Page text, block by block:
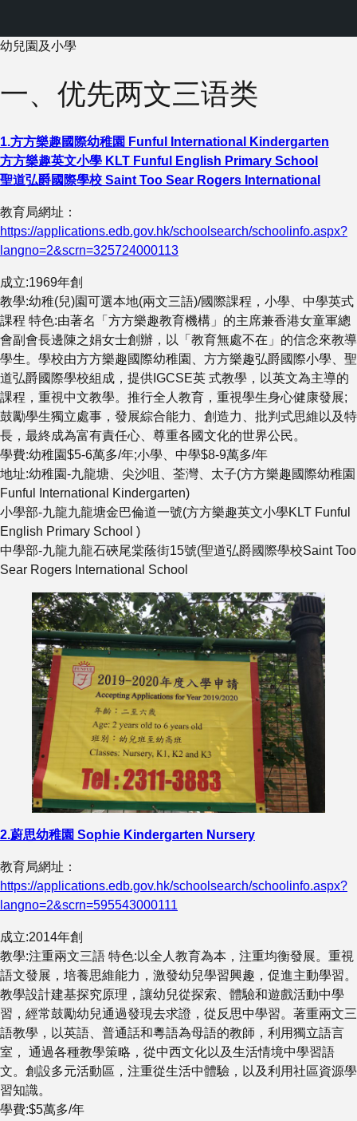
幼兒園及小學
一、优先两文三语类
1.方方樂趣國際幼稚園 Funful International Kindergarten
方方樂趣英文小學 KLT Funful English Primary School
聖道弘爵國際學校 Saint Too Sear Rogers International
教育局網址：
https://applications.edb.gov.hk/schoolsearch/schoolinfo.aspx?
langno=2&scrn=325724000113
成立:1969年創
教學:幼稚(兒)園可選本地(兩文三語)/國際課程，小學、中學英式
課程 特色:由著名「方方樂趣教育機構」的主席兼香港女童軍總
會副會長邊陳之娟女士創辦，以「教育無處不在」的信念來教導
學生。學校由方方樂趣國際幼稚園、方方樂趣弘爵國際小學、聖
道弘爵國際學校組成，提供IGCSE英 式教學，以英文為主導的
課程，重視中文教學。推行全人教育，重視學生身心健康發展;
鼓勵學生獨立處事，發展綜合能力、創造力、批判式思維以及特
長，最終成為富有責任心、尊重各國文化的世界公民。
學費:幼稚園$5-6萬多/年;小學、中學$8-9萬多/年
地址:幼稚園-九龍塘、尖沙咀、荃灣、太子(方方樂趣國際幼稚園
Funful International Kindergarten)
小學部-九龍九龍塘金巴倫道一號(方方樂趣英文小學KLT Funful
English Primary School )
中學部-九龍九龍石硤尾棠蔭街15號(聖道弘爵國際學校Saint Too
Sear Rogers International School
2.蔚思幼稚園 Sophie Kindergarten Nursery
教育局網址：
https://applications.edb.gov.hk/schoolsearch/schoolinfo.aspx?
langno=2&scrn=595543000111
成立:2014年創
教學:注重兩文三語 特色:以全人教育為本，注重均衡發展。重視
語文發展，培養思維能力，激發幼兒學習興趣，促進主動學習。
教學設計建基探究原理，讓幼兒從探索、體驗和遊戲活動中學
習，經常鼓勵幼兒通過發現去求證，從反思中學習。著重兩文三
語教學，以英語、普通話和粵語為母語的教師，利用獨立語言
室， 通過各種教學策略，從中西文化以及生活情境中學習語
文。創設多元活動區，注重從生活中體驗，以及利用社區資源學
習知識。
學費:$5萬多/年